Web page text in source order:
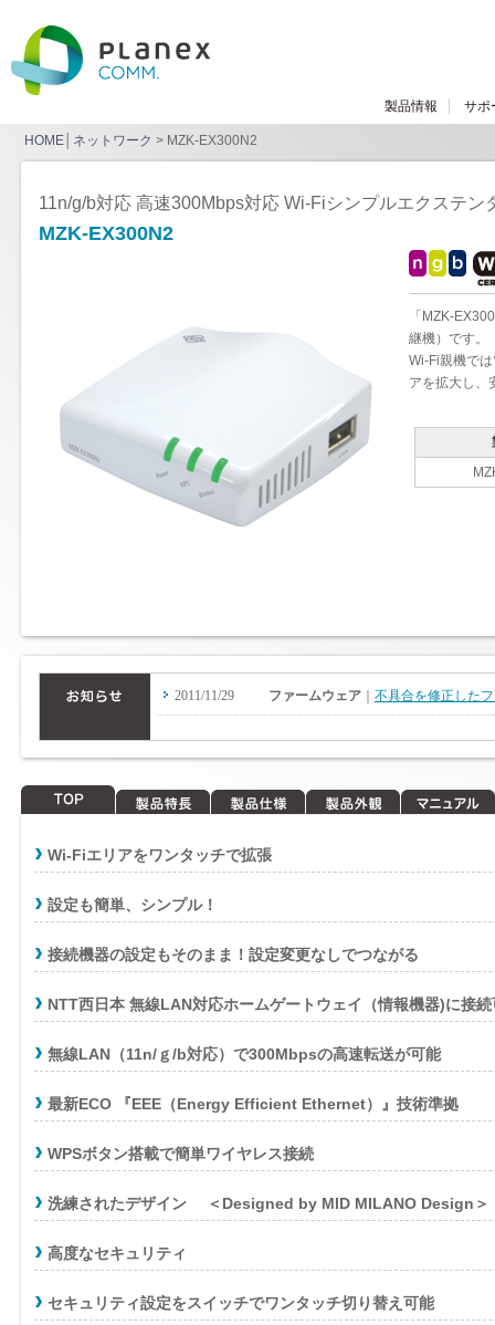
製品情報 サポ
HOME ネットワーク > MZK-EX300N2
11n/g/b対応 高速300Mbps対応 Wi-Fiシンプルエクステン
MZK-EX300N2
「MZK-
継機）です。
Wi-Fi親機で
アを拡大し、
Wi-Fiエリアをワンタッチで拡張
設定も簡単、シンプル！
接続機器の設定もそのまま！設定変更なしでつながる
NTT西日本 無線LAN対応ホームゲートウェイ（情報機器)に接続
無線LAN（11n/ｇ/b対応）で300Mbpsの高速転送が可能
最新ECO 『EEE（Energy Efficient Ethernet）』技術準拠
WPSボタン搭載で簡単ワイヤレス接続
洗練されたデザイン ＜Designed by MID MILANO Design＞
高度なセキュリティ
セキュリティ設定をスイッチでワンタッチ切り替え可能